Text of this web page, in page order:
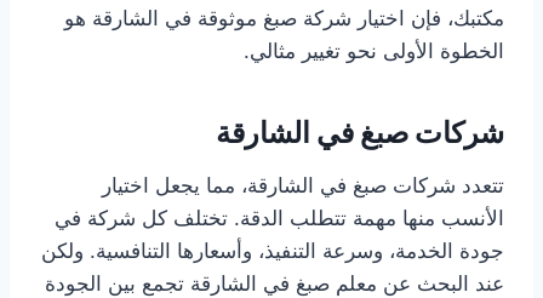
مكتبك، فإن اختيار شركة صبغ موثوقة في الشارقة هو
الخطوة الأولى نحو تغيير مثالي.
شركات صبغ في الشارقة
تتعدد شركات صبغ في الشارقة، مما يجعل اختيار
الأنسب منها مهمة تتطلب الدقة. تختلف كل شركة في
جودة الخدمة، وسرعة التنفيذ، وأسعارها التنافسية. ولكن
عند البحث عن معلم صبغ في الشارقة تجمع بين الجودة